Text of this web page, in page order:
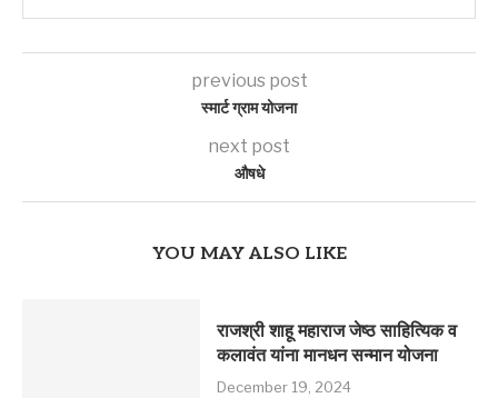
previous post
स्मार्ट ग्राम योजना
next post
औषधे
YOU MAY ALSO LIKE
राजश्री शाहू महाराज जेष्ठ साहित्यिक व
कलावंत यांना मानधन सन्मान योजना
December 19, 2024